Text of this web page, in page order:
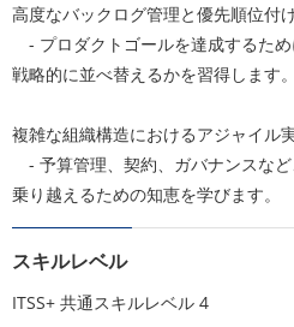
高度なバックログ管理と優先順位付
- プロダクトゴールを達成するた
戦略的に並べ替えるかを習得します。
複雑な組織構造におけるアジャイル
- 予算管理、契約、ガバナンスな
乗り越えるための知恵を学びます。
スキルレベル
ITSS+ 共通スキルレベル 4